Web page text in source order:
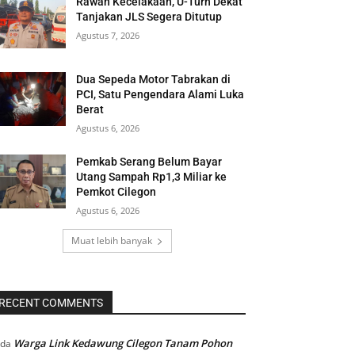
Tanjakan JLS Segera Ditutup
Agustus 7, 2026
Dua Sepeda Motor Tabrakan di
PCI, Satu Pengendara Alami Luka
Berat
Agustus 6, 2026
Pemkab Serang Belum Bayar
Utang Sampah Rp1,3 Miliar ke
Pemkot Cilegon
Agustus 6, 2026
Muat lebih banyak
COMMENTS
Warga Link Kedawung Cilegon Tanam Pohon